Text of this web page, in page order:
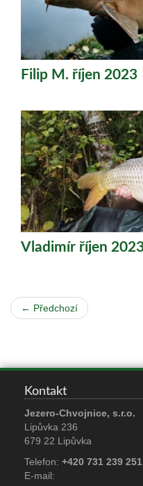
Filip M. říjen 2023
Vladimír říjen
← Předchozí
Kontakt
Jezero-Chvojnice, s.r.o.
Lipůvka 236
679 22 Lipůvka
Telefon: +420 731 239 251
E-mail: